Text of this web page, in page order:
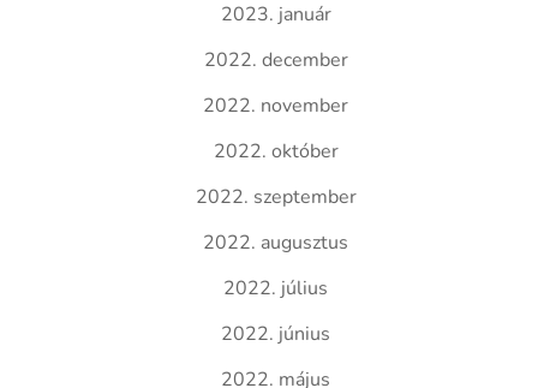
2023. január
2022. december
2022. november
2022. október
2022. szeptember
2022. augusztus
2022. július
2022. június
2022. május